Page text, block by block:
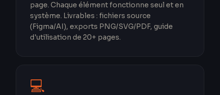
page. Chaque élément fonctionne seul et en
système. Livrables : fichiers source
(Figma/AI), exports PNG/SVG/PDF, guide
d'utilisation de 20+ pages.
💻